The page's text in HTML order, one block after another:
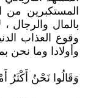
المستكبرين من
بالمال والرجال
وقوع العذاب
وأولادا وما نحن
وَقَالُوا نَحْنُ أَكْثَرُ